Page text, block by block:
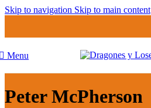
Skip to navigation Skip to main content
Menu
Peter McPherson